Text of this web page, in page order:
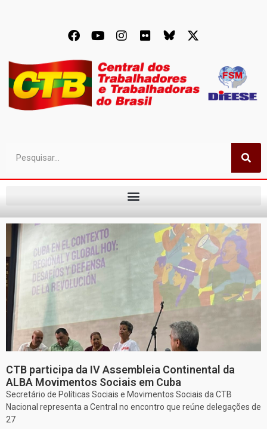
CTB participa da IV Assembleia Continental da
ALBA Movimentos Sociais em Cuba
Secretário de Políticas Sociais e Movimentos Sociais da CTB
Nacional representa a Central no encontro que reúne delegações de
27